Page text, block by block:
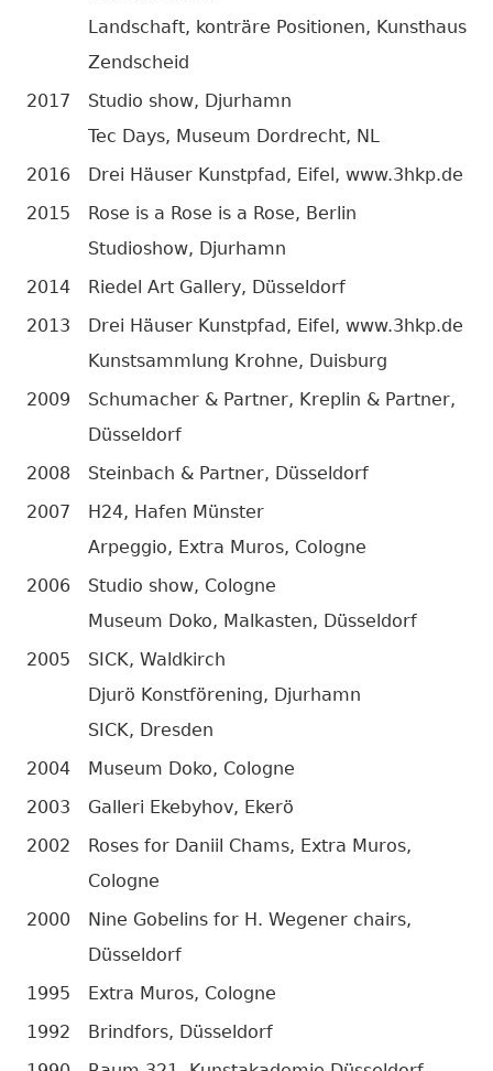
Landschaft, konträre Positionen, Kunsthaus
Zendscheid
2017
Studio show, Djurhamn
Tec Days, Museum Dordrecht, NL
2016
Drei Häuser Kunstpfad, Eifel, www.3hkp.de
2015
Rose is a Rose is a Rose, Berlin
Studioshow, Djurhamn
2014
Riedel Art Gallery, Düsseldorf
2013
Drei Häuser Kunstpfad, Eifel, www.3hkp.de
Kunstsammlung Krohne, Duisburg
2009
Schumacher & Partner, Kreplin & Partner,
Düsseldorf
2008
Steinbach & Partner, Düsseldorf
2007
H24, Hafen Münster
Arpeggio, Extra Muros, Cologne
2006
Studio show, Cologne
Museum Doko, Malkasten, Düsseldorf
2005
SICK, Waldkirch
Djurö Konstförening, Djurhamn
SICK, Dresden
2004
Museum Doko, Cologne
2003
Galleri Ekebyhov, Ekerö
2002
Roses for Daniil Chams, Extra Muros,
Cologne
2000
Nine Gobelins for H. Wegener chairs,
Düsseldorf
1995
Extra Muros, Cologne
1992
Brindfors, Düsseldorf